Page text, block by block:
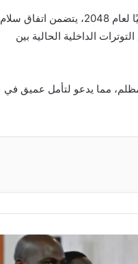
أما رواية “عشيرة أم دولة” لبول ألستر، الصادرة في 2020، فتتخيل سيناريو مستقبليًا لعام 2048، يتضمن اتفاق سلام
الداخلية الحالية بين
مما يدعو لتأمل عميق في